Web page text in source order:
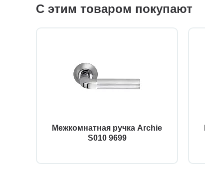
С этим товаром покупают
Межкомнатная ручка Archie
S010 9699